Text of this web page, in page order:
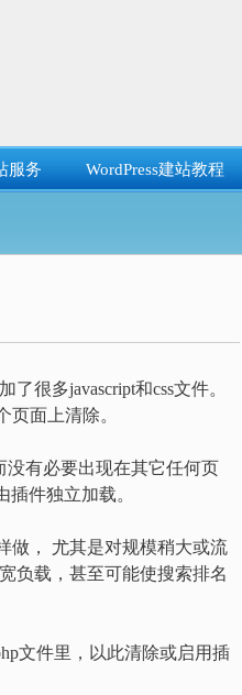
服务 WordPress建站教程
很多javascript和css文件。
面上清除。
没有必要出现在其它任何页
件独立加载。
做， 尤其是对规模稍大或流
负载，甚至可能使搜索排名
文件里，以此清除或启用插